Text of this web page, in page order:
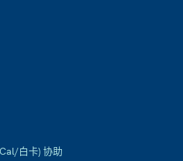
白卡) 协助